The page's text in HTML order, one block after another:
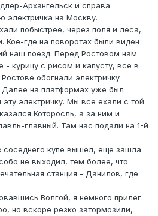
Архангельск и справа
электричка на Москву.
побыстрее, через поля и леса,
Кое-где на поворотах были виден
наш поезд. Перед Ростовом нам
- курицу с рисом и капусту, все в
обогнали электричку
на платформах уже был
электричку. Мы все ехали с той
Которосль, а за ним и
главный. Там нас подали на 1-й
соседнего купе вышел, еще зашла
не выходил, тем более, что
станция - Данилов, где
Волгой, я немного прилег.
но вскоре резко затормозили,